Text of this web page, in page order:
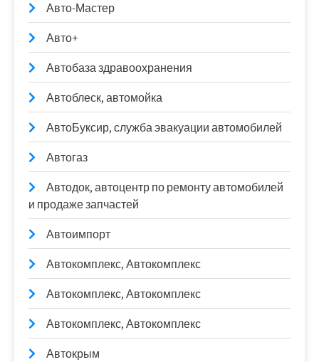
Авто-Мастер
Авто+
Автобаза здравоохранения
Автоблеск, автомойка
АвтоБуксир, служба эвакуации автомобилей
Автогаз
Автодок, автоцентр по ремонту автомобилей
и продаже запчастей
Автоимпорт
Автокомплекс, Автокомплекс
Автокомплекс, Автокомплекс
Автокомплекс, Автокомплекс
Автокрым